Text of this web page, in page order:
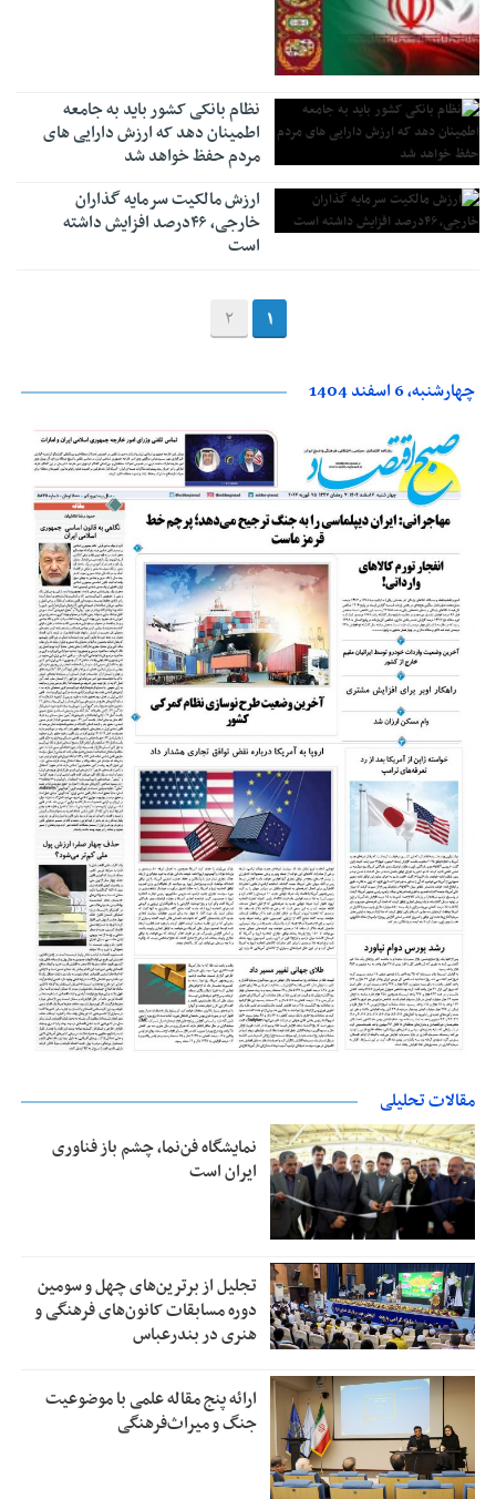
نظام بانکی کشور باید به جامعه
اطمینان دهد که ارزش دارایی های
مردم حفظ خواهد شد
ارزش مالکیت سرمایه گذاران
خارجی، ۴۶درصد افزایش داشته
است
1
2
چهارشنبه، 6 اسفند 1404
مقالات تحلیلی
نمایشگاه فن‌نما، چشم باز فناوری
ایران است
تجلیل از بر‌ترین‌های چهل و سومین
دوره مسابقات کانون‌های فرهنگی و
هنری در بندرعباس
ارائه پنج مقاله علمی با موضوعیت
جنگ و میراث‌فرهنگی